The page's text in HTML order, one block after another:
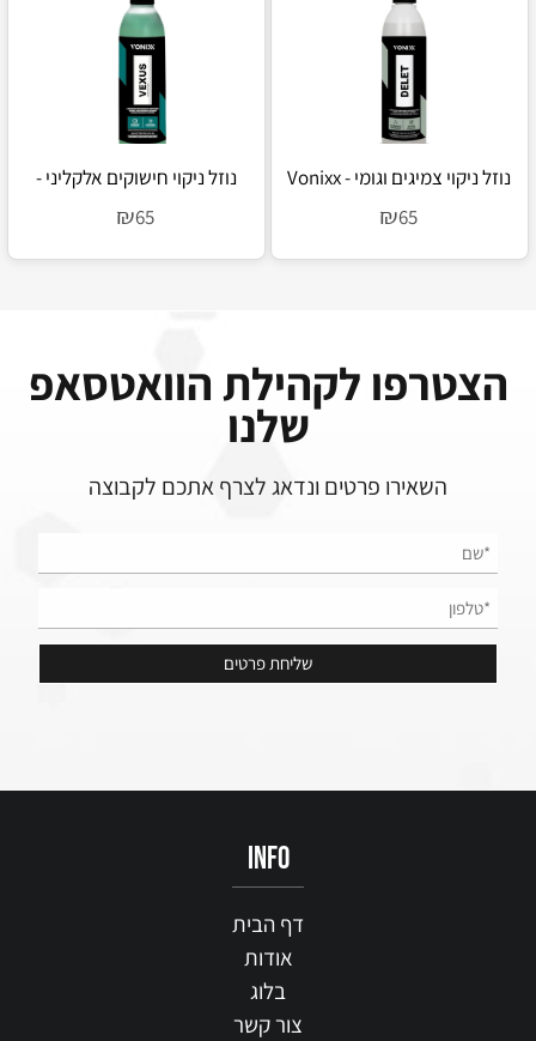
נוזל ניקוי צמיגים וגומי - Vonixx
₪65
נוזל ניקוי חישוקים אלקליני -
₪65
הצטרפו לקהילת הוואטסאפ
שלנו
השאירו פרטים ונדאג לצרף אתכם לקבוצה
info
דף הבית
אודות
בלוג
צור קשר